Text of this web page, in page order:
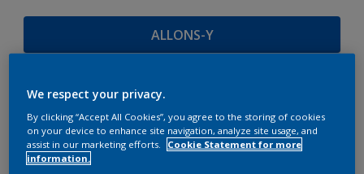
ALLONS-Y
SUGGESTIONS
D'HARMONIES
We respect your privacy.
By clicking “Accept All Cookies”, you agree to the storing of cookies
on your device to enhance site navigation, analyze site usage, and
assist in our marketing efforts.
Cookie Statement for more
information.